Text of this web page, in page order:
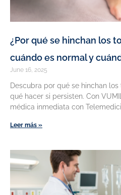
¿Por qué se hinchan los
cuándo es normal y
June 16, 2025
Descubra por qué se hinchan
qué hacer si persisten. Con
médica inmediata con
Leer más »